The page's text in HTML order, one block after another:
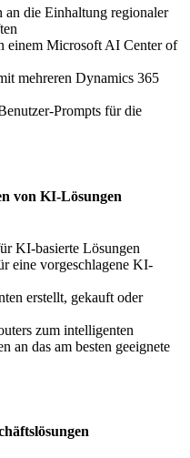
die Einhaltung regionaler
einem Microsoft AI Center of
mehreren Dynamics 365
Prompts für die
von KI-Lösungen
KI-basierte Lösungen
eine vorgeschlagene KI-
erstellt, gekauft oder
zum intelligenten
an das am besten geeignete